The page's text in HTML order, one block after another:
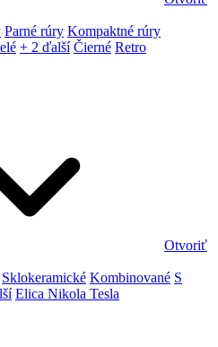
Parné rúry Kompaktné rúry
+ 2 ďalší Čierné Retro
Otvoriť
Sklokeramické Kombinované S
Elica Nikola Tesla